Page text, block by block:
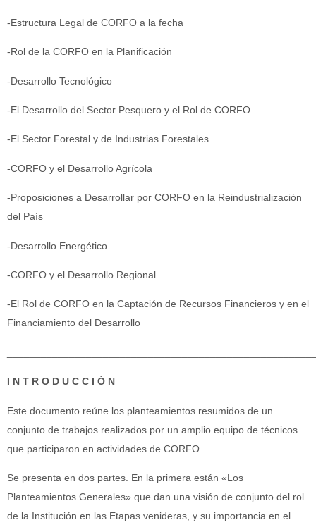
-Estructura Legal de CORFO a la fecha
-Rol de la CORFO en la Planificación
-Desarrollo Tecnológico
-El Desarrollo del Sector Pesquero y el Rol de CORFO
-El Sector Forestal y de Industrias Forestales
-CORFO y el Desarrollo Agrícola
-Proposiciones a Desarrollar por CORFO en la Reindustrialización
del País
-Desarrollo Energético
-CORFO y el Desarrollo Regional
-El Rol de CORFO en la Captación de Recursos Financieros y en el
Financiamiento del Desarrollo
I N T R O D U C C I Ó N
Este documento reúne los planteamientos resumidos de un
conjunto de trabajos realizados por un amplio equipo de técnicos
que participaron en actividades de CORFO.
Se presenta en dos partes. En la primera están «Los
Planteamientos Generales» que dan una visión de conjunto del rol
de la Institución en las Etapas venideras, y su importancia en el